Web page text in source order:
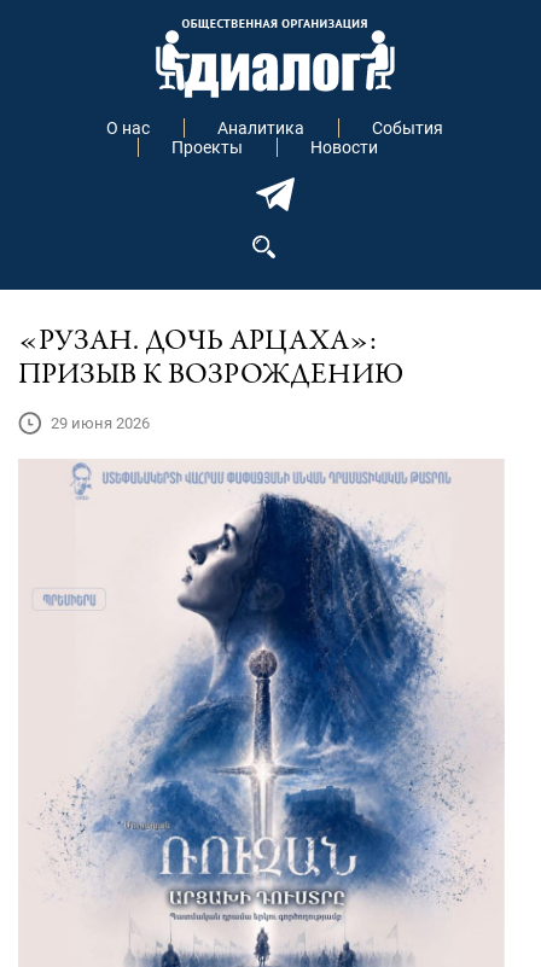
О нас Аналитика
События
Проекты
Новости
«РУЗАН. ДОЧЬ АРЦАХА»:
ПРИЗЫВ К ВОЗРОЖДЕНИЮ
29 июня 2026